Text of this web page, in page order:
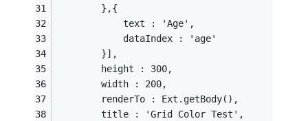
		},{
			text : 'Age',
			dataIndex : 'age'
		}],
		height : 300,
		width : 200,
		renderTo : Ext.getBody(),
		title : 'Grid Color Test',